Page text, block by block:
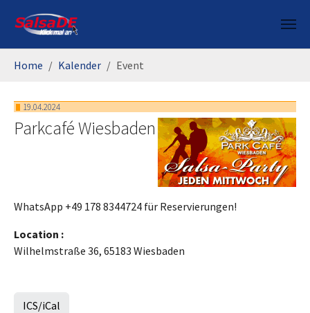
Home Kalender Event
19.04.2024
Parkcafé Wiesbaden
WhatsApp +49 178 8344724 für Reservierungen!
Location :
Wilhelmstraße 36, 65183 Wiesbaden
ICS/iCal